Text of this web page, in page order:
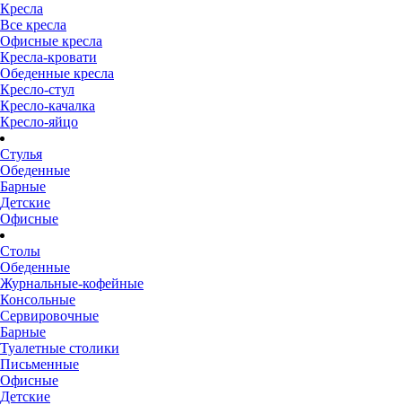
Кресла
Все кресла
Офисные кресла
Кресла-кровати
Обеденные кресла
Кресло-стул
Кресло-качалка
Кресло-яйцо
Стулья
Обеденные
Барные
Детские
Офисные
Столы
Обеденные
Журнальные-кофейные
Консольные
Сервировочные
Барные
Туалетные столики
Письменные
Офисные
Детские